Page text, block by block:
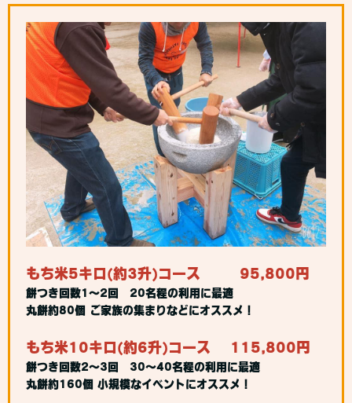
もち米5キロ(約3升)コース 95,800円
餅つき回数1～2回 20名程の利用に最適
丸餅約80個 ご家族の集まりなどにオススメ！
もち米10キロ(約6升)コース 115,800円
餅つき回数2～3回 30～40名程の利用に最適
丸餅約160個 小規模なイベントにオススメ！